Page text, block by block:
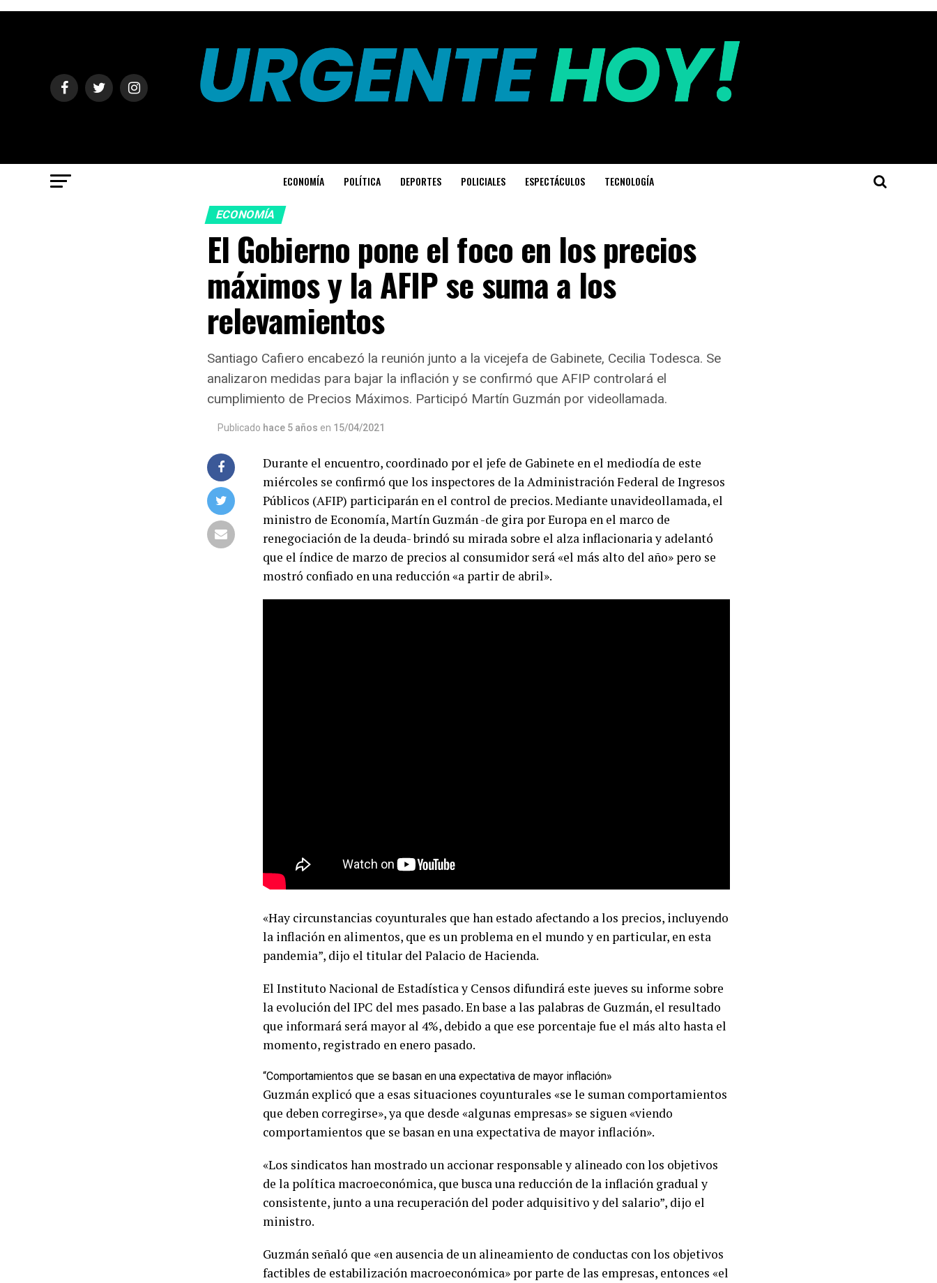
ECONOMÍA POLÍTICA DEPORTES POLICIALES ESPECTÁCULOS TECNOLOGÍA
ECONOMÍA
El Gobierno pone el foco en los precios
máximos y la AFIP se suma a los
relevamientos
Santiago Cafiero encabezó la reunión junto a la vicejefa de Gabinete, Cecilia Todesca. Se
analizaron medidas para bajar la inflación y se confirmó que AFIP controlará el
cumplimiento de Precios Máximos. Participó Martín Guzmán por videollamada.
Publicado hace 5 años en 15/04/2021
Durante el encuentro, coordinado por el jefe de Gabinete en el mediodía de este
miércoles se confirmó que los inspectores de la Administración Federal de Ingresos
Públicos (AFIP) participarán en el control de precios. Mediante unavideollamada, el
ministro de Economía, Martín Guzmán -de gira por Europa en el marco de
renegociación de la deuda- brindó su mirada sobre el alza inflacionaria y adelantó
que el índice de marzo de precios al consumidor será «el más alto del año» pero se
mostró confiado en una reducción «a partir de abril».
«Hay circunstancias coyunturales que han estado afectando a los precios, incluyendo
la inflación en alimentos, que es un problema en el mundo y en particular, en esta
pandemia”, dijo el titular del Palacio de Hacienda.
El Instituto Nacional de Estadística y Censos difundirá este jueves su informe sobre
la evolución del IPC del mes pasado. En base a las palabras de Guzmán, el resultado
que informará será mayor al 4%, debido a que ese porcentaje fue el más alto hasta el
momento, registrado en enero pasado.
“Comportamientos que se basan en una expectativa de mayor inflación»
Guzmán explicó que a esas situaciones coyunturales «se le suman comportamientos
que deben corregirse», ya que desde «algunas empresas» se siguen «viendo
comportamientos que se basan en una expectativa de mayor inflación».
«Los sindicatos han mostrado un accionar responsable y alineado con los objetivos
de la política macroeconómica, que busca una reducción de la inflación gradual y
consistente, junto a una recuperación del poder adquisitivo y del salario”, dijo el
ministro.
Guzmán señaló que «en ausencia de un alineamiento de conductas con los objetivos
factibles de estabilización macroeconómica» por parte de las empresas, entonces «el